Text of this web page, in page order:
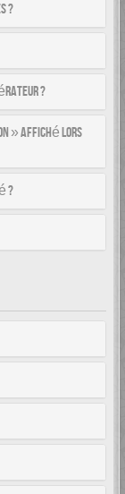
?
?
» affiché lors
?